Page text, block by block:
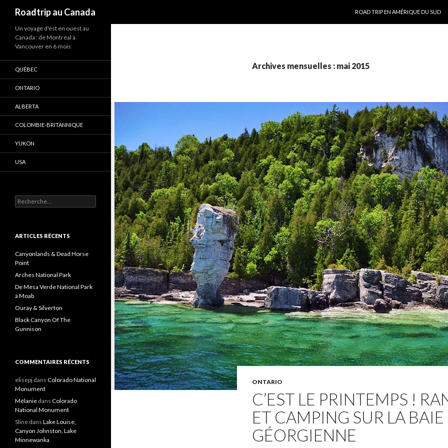
Roadtrip au Canada
ROAD TRIP EN AMÉRIQUE DU SUD
Archives mensuelles : mai 2015
ONTARIO
C’EST LE PRINTEMPS !
ET CAMPING SUR LA BAIE
GÉORGIENNE
Un voyage d'est en ouest au
Canada : de Montréal à
Vancouver en 6 mois
QUÉBEC
ONTARIO
ALBERTA
COLOMBIE-BRITANNIQUE
YUKON
USA
R
e
e
c
h
e
:
ARTICLES RÉCENTS
Canyonlands & Dead Horse
Point
Arches National Park
De Mesa Verde National Park
à Moab
Ouray & Silverton
Black Canyon Of The
Gunnison
COMMENTAIRES RÉCENTS
elisepj dans Colorado National
Monument
Mélanie dans Colorado
National Monument
Sline dans Lake Louise,
Canyon Johnston, Lake
Minnewanka